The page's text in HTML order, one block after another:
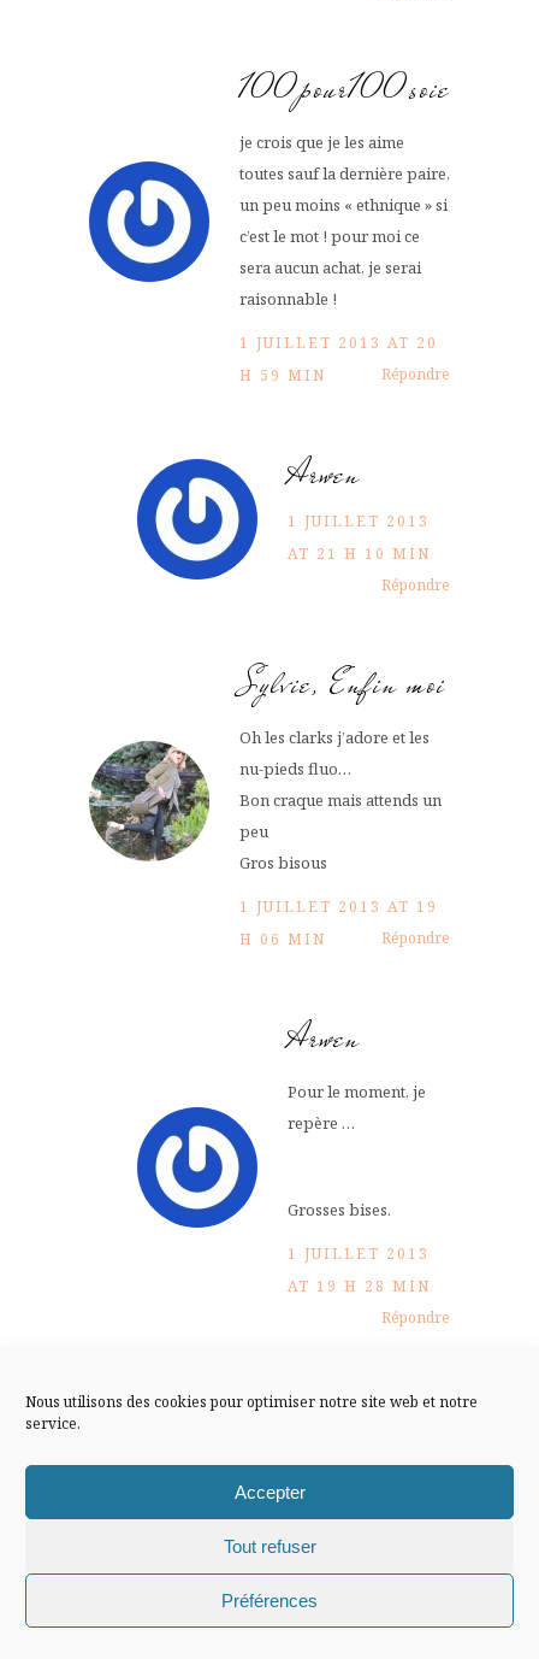
Nous utilisons des cookies pour optimiser notre site web et notre
service.
Accepter
Tout refuser
Préférences
100pour100soie
je crois que je les aime
toutes sauf la dernière paire,
un peu moins « ethnique » si
c’est le mot ! pour moi ce
sera aucun achat, je serai
raisonnable !
1 JUILLET 2013 AT 20
H 59 MIN
Répondre
Arwen
1 JUILLET 2013
AT 21 H 10 MIN
Répondre
Sylvie, Enfin moi
Oh les clarks j’adore et les
nu-pieds fluo…
Bon craque mais attends un
peu
Gros bisous
1 JUILLET 2013 AT 19
H 06 MIN
Répondre
Arwen
Pour le moment, je
repère …
Grosses bises.
1 JUILLET 2013
AT 19 H 28 MIN
Répondre
arlette
J’ai fait une liste…mais il est
possible que je déborde…
2 JUILLET 2013 AT 0 H
FLUX INSTA
Suivre sur Instagram
Confidentialité